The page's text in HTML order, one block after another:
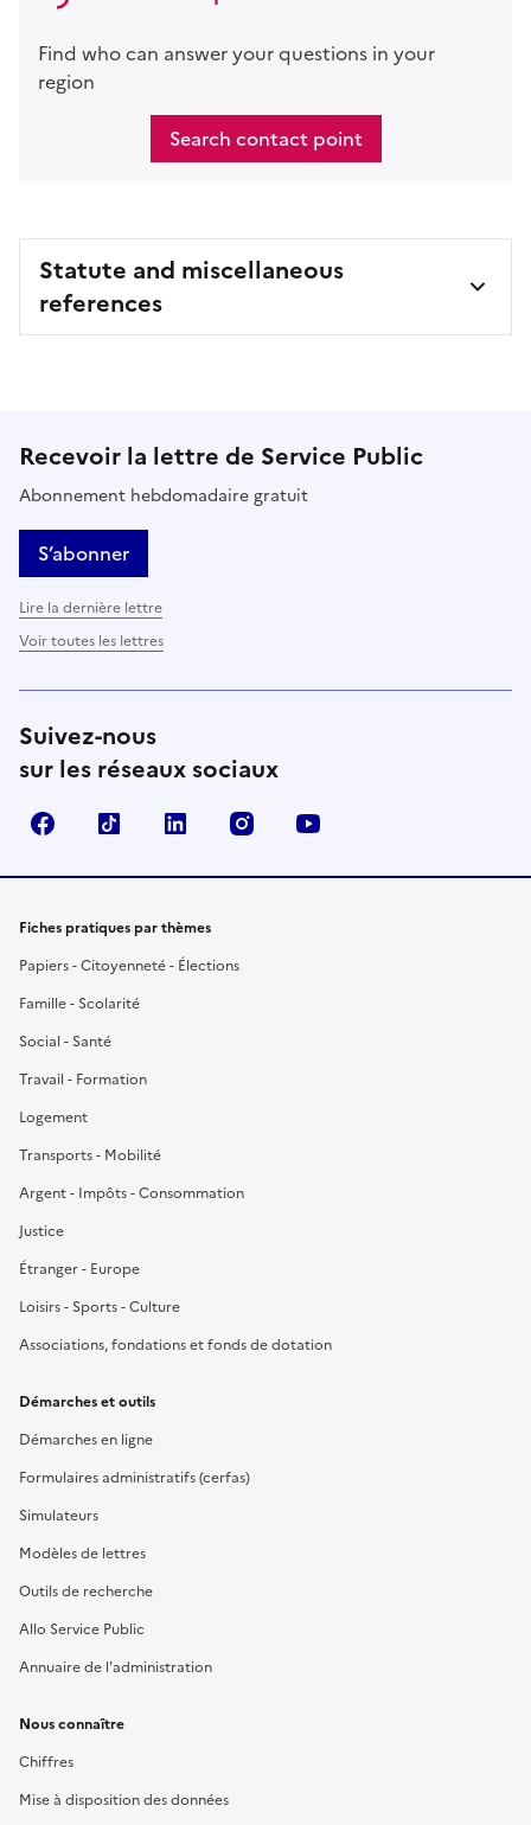
Find who can answer your questions in your
region
Search contact point
Statute and miscellaneous
references
Recevoir la lettre de Service Public
Abonnement hebdomadaire gratuit
S’abonner
Lire la dernière lettre
Voir toutes les lettres
Suivez-nous
sur les réseaux sociaux
FacebookTikTok LinkedIn Instagram
Fiches pratiques par thèmes
Papiers - Citoyenneté - Élections
Famille - Scolarité
Social - Santé
Travail - Formation
Logement
Transports - Mobilité
Argent - Impôts - Consommation
Justice
Étranger - Europe
Loisirs - Sports - Culture
Associations, fondations et fonds de dotation
Démarches et outils
Démarches en ligne
Formulaires administratifs (cerfas)
Simulateurs
Modèles de lettres
Outils de recherche
Allo Service Public
Annuaire de l'administration
Nous connaître
Chiffres
Mise à disposition des données